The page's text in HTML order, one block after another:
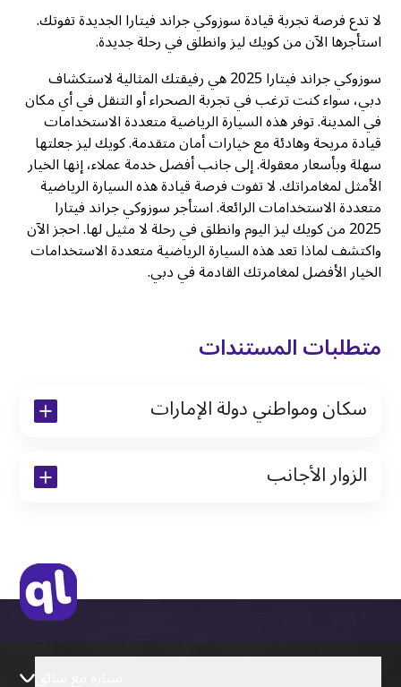
لا تدع فرصة تجربة قيادة سوزوكي جراند فيتارا الجديدة تفوتك.
استأجرها الآن من كويك ليز وانطلق في رحلة جديدة.
سوزوكي جراند فيتارا 2025 هي رفيقتك المثالية لاستكشاف
دبي، سواء كنت ترغب في تجربة الصحراء أو التنقل في أي مكان
في المدينة. توفر هذه السيارة الرياضية متعددة الاستخدامات
قيادة مريحة وهادئة مع خيارات أمان متقدمة. كويك ليز جعلتها
سهلة وبأسعار معقولة. إلى جانب أفضل خدمة عملاء، إنها الخيار
الأمثل لمغامراتك. لا تفوت فرصة قيادة هذه السيارة الرياضية
متعددة الاستخدامات الرائعة. استأجر سوزوكي جراند فيتارا
2025 من كويك ليز اليوم وانطلق في رحلة لا مثيل لها. احجز الآن
واكتشف لماذا تعد هذه السيارة الرياضية متعددة الاستخدامات
الخيار الأفضل لمغامرتك القادمة في دبي.
متطلبات المستندات
سكان ومواطني دولة الإمارات
نسخة من تأشيرة الاقامة
الزوار الأجانب